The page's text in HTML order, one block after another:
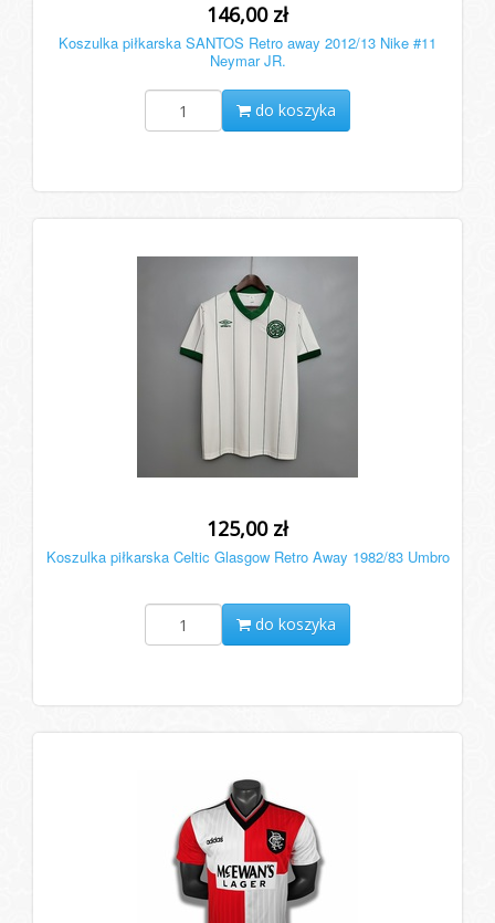
146,00 zł
Koszulka piłkarska SANTOS Retro away 2012/13 Nike #11
Neymar JR.
do koszyka
125,00 zł
Koszulka piłkarska Celtic Glasgow Retro Away 1982/83 Umbro
do koszyka